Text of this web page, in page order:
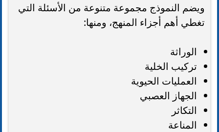
ويضم النموذج مجموعة متنوعة من الأسئلة التي
تغطي أهم أجزاء المنهج، ومنها:
الوراثة
تركيب الخلية
العمليات الحيوية
الجهاز العصبي
التكاثر
المناعة